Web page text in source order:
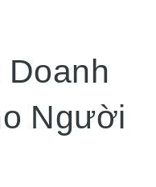
Doanh
Người